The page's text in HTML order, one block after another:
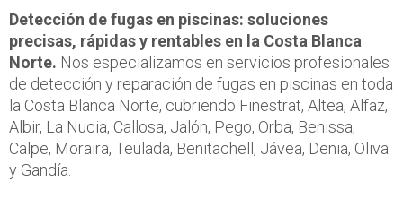
Detección de fugas en piscinas: soluciones
precisas, rápidas y rentables en la Costa Blanca
Norte. Nos especializamos en servicios profesionales
de detección y reparación de fugas en piscinas en toda
la Costa Blanca Norte, cubriendo Finestrat, Altea, Alfaz,
Albir, La Nucia, Callosa, Jalón, Pego, Orba, Benissa,
Calpe, Moraira, Teulada, Benitachell, Jávea, Denia, Oliva
y Gandía.